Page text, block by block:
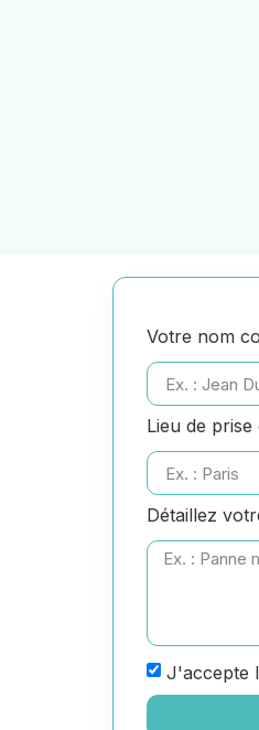
Votre nom
Lieu de
Détaillez
J'accepte